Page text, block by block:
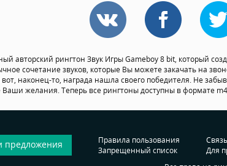
авторский рингтон Звук Игры Gameboy 8 bit, который
сочетание звуков, которые Вы можете закачать на
вот, наконец-то, награда нашла своего победителя. Не
Ваши желания. Теперь все рингтоны доступны в формате
предложения
Правила пользования
Запрещенный список
Для